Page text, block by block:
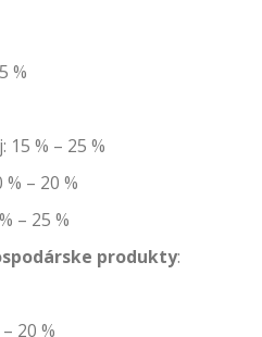
%
15 % – 25 %
% – 20 %
– 25 %
produkty:
20 %